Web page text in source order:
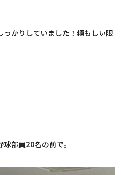
っかりしていました！頼もしい限
部員20名の前で。